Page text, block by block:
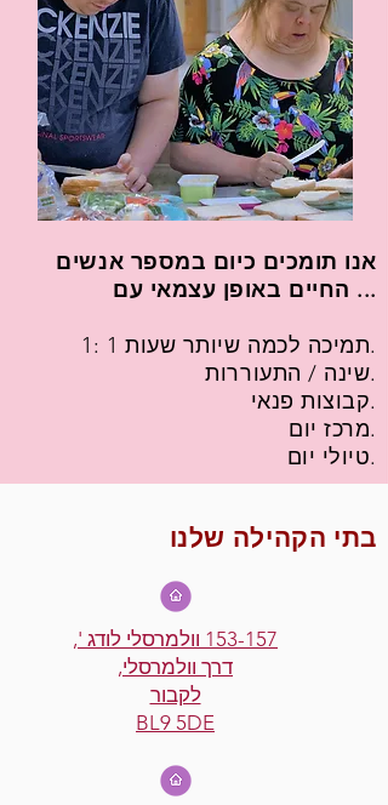
אנו תומכים כיום במספר אנשים
החיים באופן עצמאי עם ...
1: 1 תמיכה לכמה שיותר שעות.
שינה / התעוררות.
קבוצות פנאי.
מרכז יום.
טיולי יום.
בתי הקהילה שלנו
153-157 וולמרסלי לודג ',
דרך וולמרסלי,
לקבור
BL9 5DE